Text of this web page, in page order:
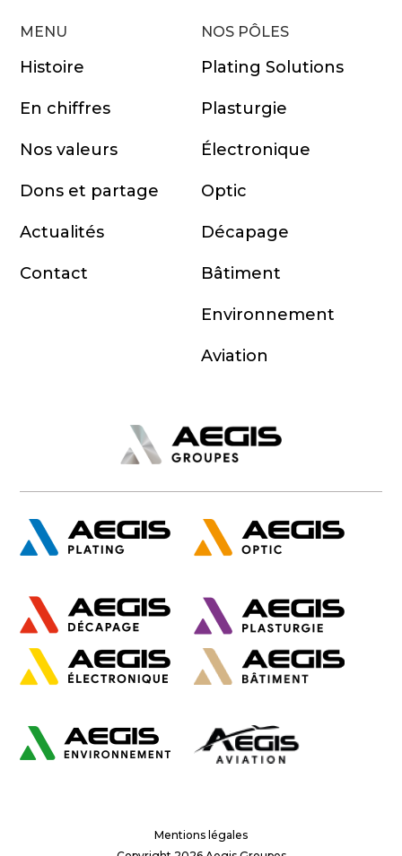
MENU
Histoire
En chiffres
Nos valeurs
Dons et partage
Actualités
Contact
NOS PÔLES
Plating Solutions
Plasturgie
Électronique
Optic
Décapage
Bâtiment
Environnement
Aviation
Mentions légales